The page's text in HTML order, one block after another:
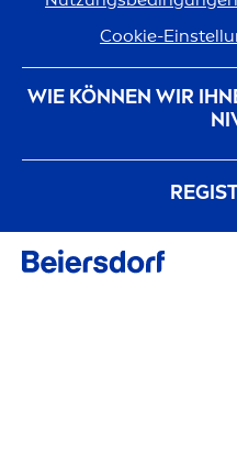
Cookie-
WIE KÖNNEN WIR
Markenhistorie
Unsere
Alle aktuellen